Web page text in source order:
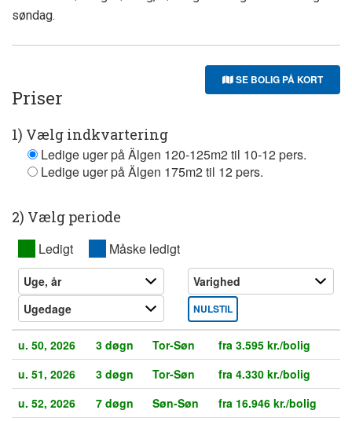
søndag.
SE BOLIG PÅ KORT
Priser
1) Vælg indkvartering
Ledige uger på Älgen 120-125m2 til 10-12 pers.
Ledige uger på Älgen 175m2 til 12 pers.
2) Vælg periode
Ledigt Måske ledigt
NULSTIL
u. 50, 2026 3 døgn Tor-Søn
fra 3.595 kr./bolig
u. 51, 2026
3 døgn Tor-Søn
fra 4.330 kr./bolig
u. 52, 2026
7 døgn Søn-Søn
fra 16.946 kr./bolig